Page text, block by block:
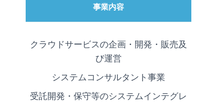
事業内容
クラウドサービスの企画・開発・販売及
び運営
システムコンサルタント事業
受託開発・保守等のシステムインテグレ